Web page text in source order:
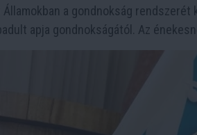
Államokban a gondnokság
apja gondnokságától. Az